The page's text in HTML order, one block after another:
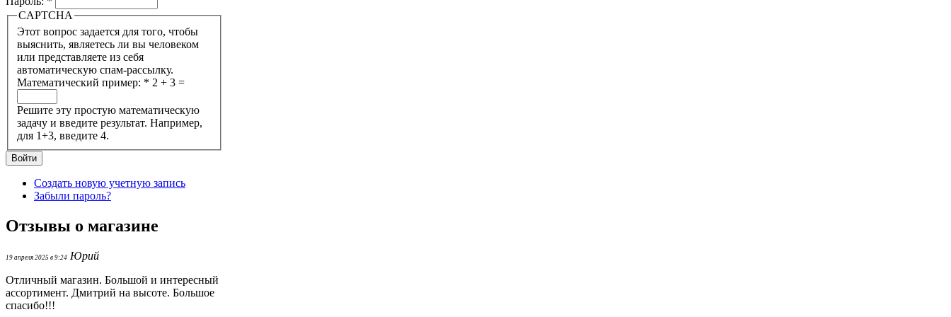
CAPTCHA
Этот вопрос задается для того, чтобы
выяснить, являетесь ли вы человеком
или представляете из себя
автоматическую спам-рассылку.
Математический пример: * 2 + 3 =
Решите эту простую математическую
задачу и введите результат. Например,
для 1+3, введите 4.
Создать новую учетную запись
Забыли пароль?
Отзывы о магазине
19 апреля 2025 в 9:24 Юрий
Отличный магазин. Большой и интересный
ассортимент. Дмитрий на высоте. Большое
спасибо!!!